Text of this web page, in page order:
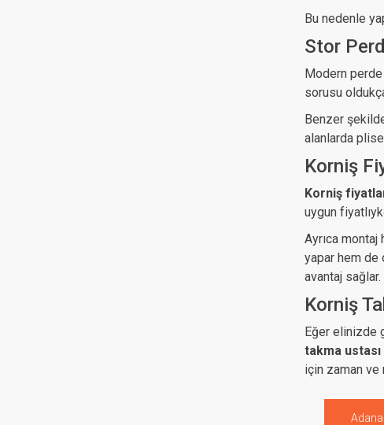
Bu nedenle
Stor
Modern
sorusu
Benzer
alanlarda
Korniş
Korniş
uygun
Ayrıca
yapar hem de
avantaj sağlar.
Korniş
Eğer elinizde
takma ustası
için zaman ve